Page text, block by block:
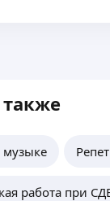
музыке
работа при